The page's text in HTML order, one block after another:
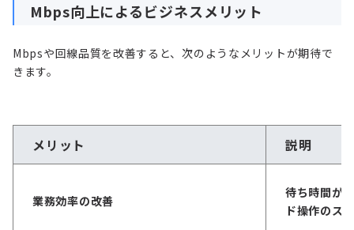
Mbps向上によるビジネスメリット
Mbpsや回線品質を改善すると、次のようなメリットが期待で
きます。
メリット 説明
業務効率の改善
待ち時間が
ド操作のス